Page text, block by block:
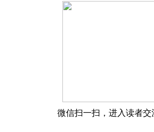
微信扫一扫，进入读者交